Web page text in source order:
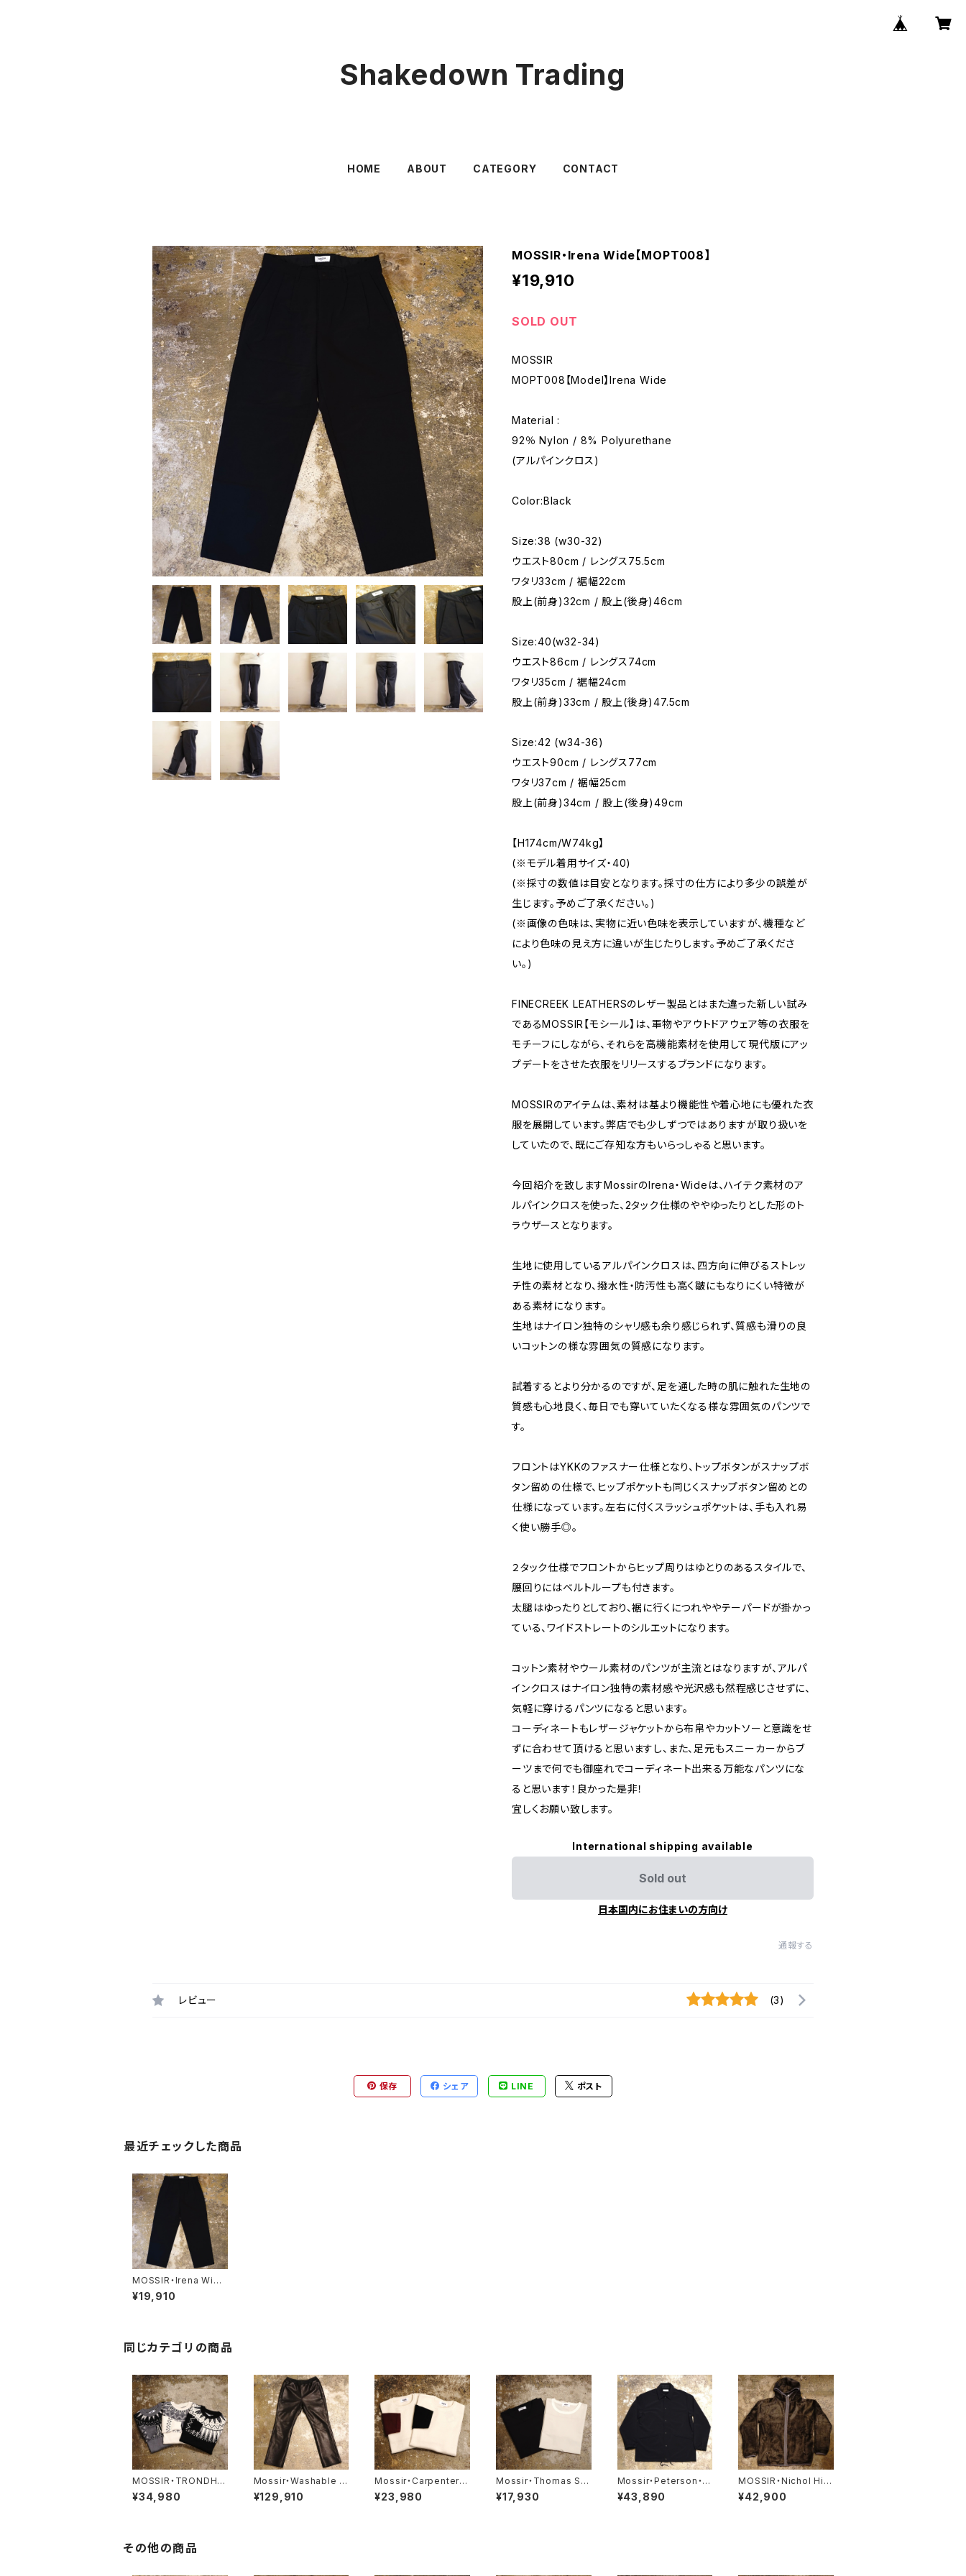
Shakedown Trading
HOME ABOUT CATEGORY CONTACT
MOSSIR・Irena Wide【MOPT008】
¥19,910
SOLD OUT
MOSSIR
MOPT008【Model】Irena Wide
Material :
92％ Nylon / 8% Polyurethane
(アルパインクロス)
Color:Black
Size:38 (w30-32)
ウエスト80cm / レングス75.5cm
ワタリ33cm / 裾幅22cm
股上(前身)32cm / 股上(後身)46cm
Size:40(w32-34)
ウエスト86cm / レングス74cm
ワタリ35cm / 裾幅24cm
股上(前身)33cm / 股上(後身)47.5cm
Size:42 (w34-36)
ウエスト90cm / レングス77cm
ワタリ37cm / 裾幅25cm
股上(前身)34cm / 股上(後身)49cm
【H174cm/W74kg】
(※モデル着用サイズ・40)
(※採寸の数値は目安となります。採寸の仕方により多少の誤差が
生じます。予めご了承ください。)
(※画像の色味は、実物に近い色味を表示していますが、機種など
により色味の見え方に違いが生じたりします。予めご了承くださ
い。)
FINECREEK LEATHERSのレザー製品とはまた違った新しい試み
であるMOSSIR【モシール】は、軍物やアウトドアウェア等の衣服を
モチーフにしながら、それらを高機能素材を使用して現代版にアッ
プデートをさせた衣服をリリースするブランドになります。
MOSSIRのアイテムは、素材は基より機能性や着心地にも優れた衣
服を展開しています。弊店でも少しずつではありますが取り扱いを
していたので、既にご存知な方もいらっしゃると思います。
今回紹介を致しますMossirのIrena・Wideは、ハイテク素材のア
ルパインクロスを使った、2タック仕様のややゆったりとした形のト
ラウザースとなります。
生地に使用しているアルパインクロスは、四方向に伸びるストレッ
チ性の素材となり、撥水性・防汚性も高く皺にもなりにくい特徴が
ある素材になります。
生地はナイロン独特のシャリ感も余り感じられず、質感も滑りの良
いコットンの様な雰囲気の質感になります。
試着するとより分かるのですが、足を通した時の肌に触れた生地の
質感も心地良く、毎日でも穿いていたくなる様な雰囲気のパンツで
す。
フロントはYKKのファスナー仕様となり、トップボタンがスナップボ
タン留めの仕様で、ヒップポケットも同じくスナップボタン留めとの
仕様になっています。左右に付くスラッシュポケットは、手も入れ易
く使い勝手◎。
２タック仕様でフロントからヒップ周りはゆとりのあるスタイルで、
腰回りにはベルトループも付きます。
太腿はゆったりとしており、裾に行くにつれややテーパードが掛かっ
ている、ワイドストレートのシルエットになります。
コットン素材やウール素材のパンツが主流とはなりますが、アルパ
インクロスはナイロン独特の素材感や光沢感も然程感じさせずに、
気軽に穿けるパンツになると思います。
コーディネートもレザージャケットから布帛やカットソーと意識をせ
ずに合わせて頂けると思いますし、また、足元もスニーカーからブ
ーツまで何でも御座れでコーディネート出来る万能なパンツにな
ると思います！良かった是非！
宜しくお願い致します。
International shipping available
Sold out
日本国内にお住まいの方向け
通報する
レビュー (3)
保存 シェア LINE ポスト
最近チェックした商品
MOSSIR・Irena Wide
【MOPT008】
¥19,910
同じカテゴリの商品
MOSSIR・TRONDHEI
M【MOKN001】
¥34,980
Mossir・Washable L
eather Pants ‘‘LAL
K’’【MOPT022】
¥129,910
Mossir・Carpenter・
【MOKN004】
¥23,980
Mossir・Thomas Su
pplex・【MOST011】
¥17,930
Mossir・Peterson・
【MOJK007】
¥43,890
MOSSIR・Nichol Hig
h Loft【MOSW010】
¥42,900
その他の商品